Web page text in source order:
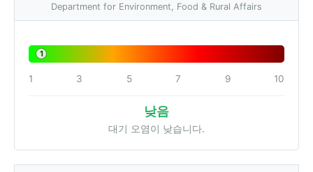
Department for Environment, Food & Rural Affairs
1
1 3 5 7 9 10
낮음
대기 오염이 낮습니다.